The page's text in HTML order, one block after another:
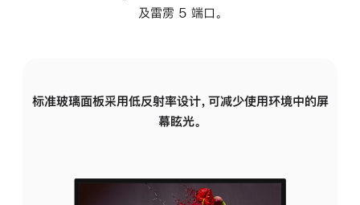
及雷雳 5 端口。
标准玻璃面板采用低反射率设计，可减少使用环境中的屏
幕眩光。